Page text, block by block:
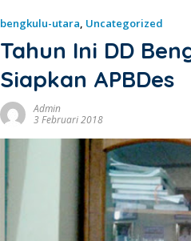
bengkulu-utara, Uncategorized
Tahun Ini DD
Siapkan APBDes
Admin
3 Februari 2018